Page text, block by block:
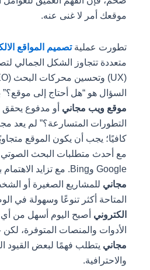
موقعك أمر لا غنى عنه.
تطورت عمليةتصميم المواقع
متعددة تتجاوز الشكل الجمالي
السؤال هو “هل أحتاج إلى موقع؟”
موقع ويب مجانيأو مدفوع يحقق
التطورات المتسارعة؟” لم يعد
كافيًا؛ يجب أن يكون الموقع
Google وBing. مع تزايد الاهتمام بـ
مجانيللمشاريع الصغيرة أو
المتاحة أكثر تنوعًا وسهولة في
الكترونيأصبح اليوم أسهل من
الأدوات والمنصات المتوفرة، لكن
مجانييتطلب فهمًا لبعض القيود
والاحترافية.